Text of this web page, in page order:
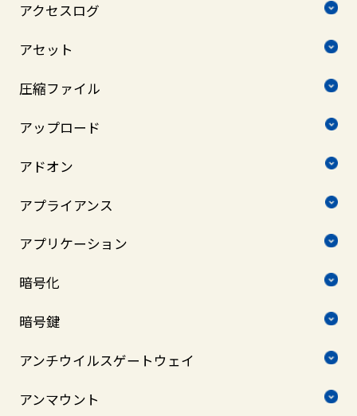
アクセスログ
アセット
圧縮ファイル
アップロード
アドオン
アプライアンス
アプリケーション
暗号化
暗号鍵
アンチウイルスゲートウェイ
アンマウント